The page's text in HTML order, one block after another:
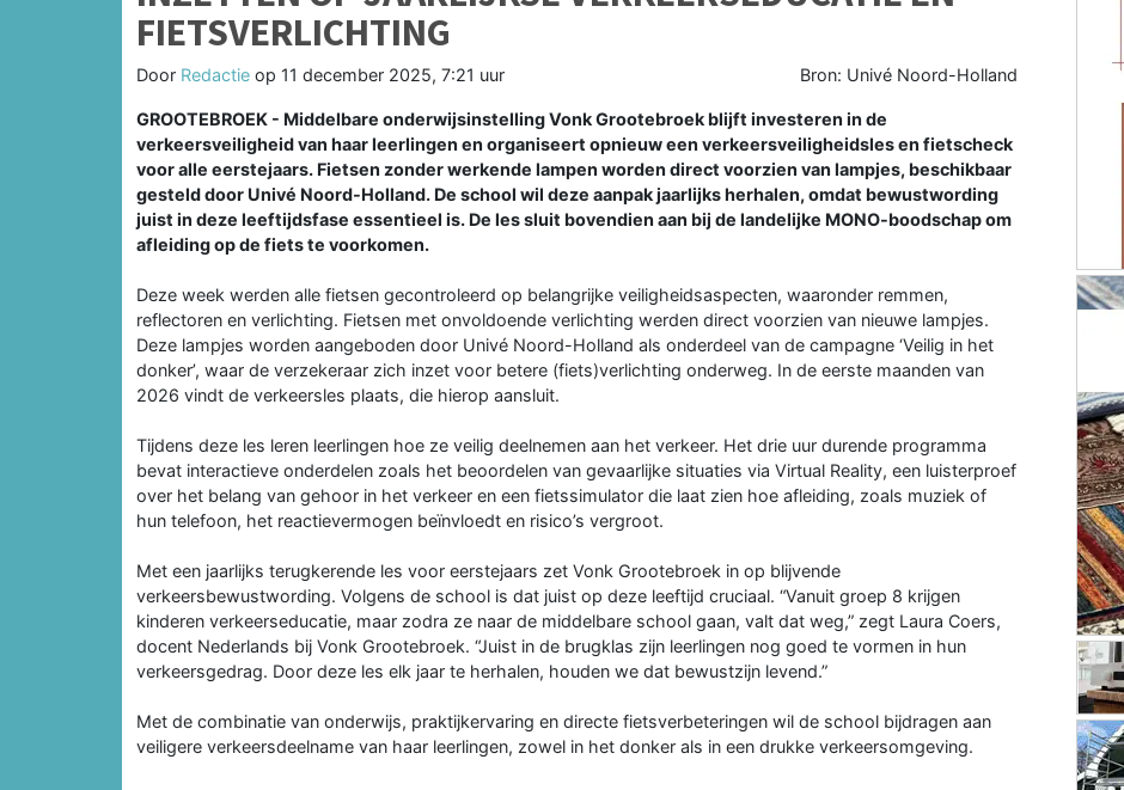
FIETSVERLICHTING
Door Redactie op 11 december 2025, 7:21 uur Bron: Univé Noord-Holland
GROOTEBROEK - Middelbare onderwijsinstelling Vonk Grootebroek blijft investeren in de
verkeersveiligheid van haar leerlingen en organiseert opnieuw een verkeersveiligheidsles en fietscheck
voor alle eerstejaars. Fietsen zonder werkende lampen worden direct voorzien van lampjes, beschikbaar
gesteld door Univé Noord-Holland. De school wil deze aanpak jaarlijks herhalen, omdat bewustwording
juist in deze leeftijdsfase essentieel is. De les sluit bovendien aan bij de landelijke MONO-boodschap om
afleiding op de fiets te voorkomen.
Deze week werden alle fietsen gecontroleerd op belangrijke veiligheidsaspecten, waaronder remmen,
reflectoren en verlichting. Fietsen met onvoldoende verlichting werden direct voorzien van nieuwe lampjes.
Deze lampjes worden aangeboden door Univé Noord-Holland als onderdeel van de campagne ‘Veilig in het
donker’, waar de verzekeraar zich inzet voor betere (fiets)verlichting onderweg. In de eerste maanden van
2026 vindt de verkeersles plaats, die hierop aansluit.
Tijdens deze les leren leerlingen hoe ze veilig deelnemen aan het verkeer. Het drie uur durende programma
bevat interactieve onderdelen zoals het beoordelen van gevaarlijke situaties via Virtual Reality, een luisterproef
over het belang van gehoor in het verkeer en een fietssimulator die laat zien hoe afleiding, zoals muziek of
hun telefoon, het reactievermogen beïnvloedt en risico’s vergroot.
Met een jaarlijks terugkerende les voor eerstejaars zet Vonk Grootebroek in op blijvende
verkeersbewustwording. Volgens de school is dat juist op deze leeftijd cruciaal. “Vanuit groep 8 krijgen
kinderen verkeerseducatie, maar zodra ze naar de middelbare school gaan, valt dat weg,” zegt Laura Coers,
docent Nederlands bij Vonk Grootebroek. “Juist in de brugklas zijn leerlingen nog goed te vormen in hun
verkeersgedrag. Door deze les elk jaar te herhalen, houden we dat bewustzijn levend.”
Met de combinatie van onderwijs, praktijkervaring en directe fietsverbeteringen wil de school bijdragen aan
veiligere verkeersdeelname van haar leerlingen, zowel in het donker als in een drukke verkeersomgeving.